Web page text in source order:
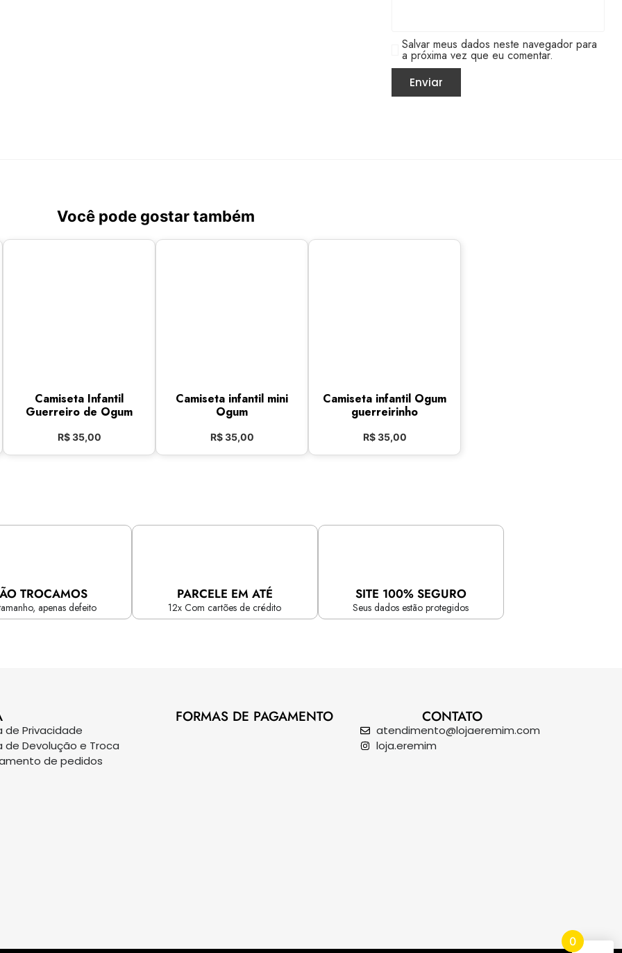
Salvar meus dados neste navegador para
a próxima vez que eu comentar.
Você pode gostar também
Camiseta Infantil
Guerreiro de Ogum
R$35,00
Camiseta infantil mini
Ogum
R$35,00
Camiseta infantil Ogum
guerreirinho
R$35,00
TROCAMOS
apenas defeito
PARCELE EM ATÉ
12x Com cartões de crédito
SITE 100% SEGURO
Seus dados estão protegidos
de Privacidade
de Devolução e Troca
de pedidos
FORMAS DE PAGAMENTO CONTATO
atendimento@lojaeremim.com
loja.eremim
0